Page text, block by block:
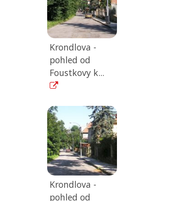
Krondlova -
pohled od
Foustkovy k...
Krondlova -
pohled od